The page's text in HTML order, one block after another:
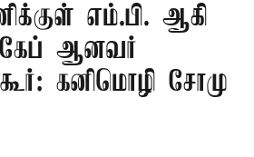
எம்.பி. ஆகி
ஆனவர்
கனிமொழி சோமு